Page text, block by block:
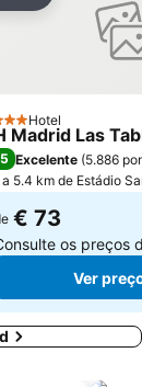
Metro Station
Hotel
Madrid Las
Excelente (5.886
a 5.4 km de Estádio
€ 73
os preços
Ver